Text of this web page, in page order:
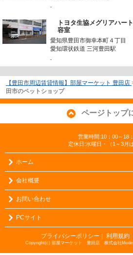
-
トヨタ生協メグリアハー
容室
愛知県豊田市御幸本町４丁目
愛知環状鉄道 三河豊田駅
-
【豊田市周辺賃貸情報】部屋マーケット 豊田店
田市のペットショップ
ページトップ
営業時間:10：00～18
定休日:水曜日・（1～3月
ホーム
会社概要
お問い合わせ
PCサイト
プライバシーポリシー ｜ 利用規約
Copyright(c) 部屋マーケット 豊田店 株式会社